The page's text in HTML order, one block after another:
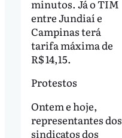
minutos. Já o TIM
entre Jundiaí e
Campinas terá
tarifa máxima de
R$ 14,15.
Protestos
Ontem e hoje,
representantes dos
sindicatos dos